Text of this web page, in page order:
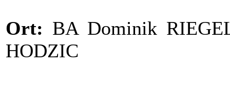
Ort: BA Dominik
HODZIC